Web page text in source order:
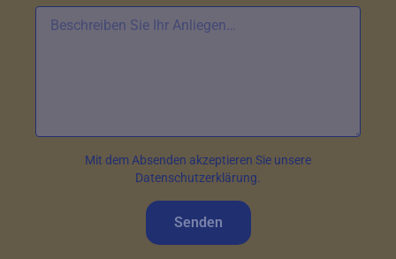
Mit dem Absenden akzeptieren Sie unsere
Datenschutzerklärung.
Senden